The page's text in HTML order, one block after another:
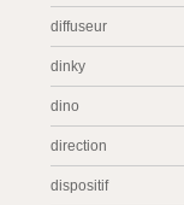
diffuseur
dinky
dino
direction
dispositif